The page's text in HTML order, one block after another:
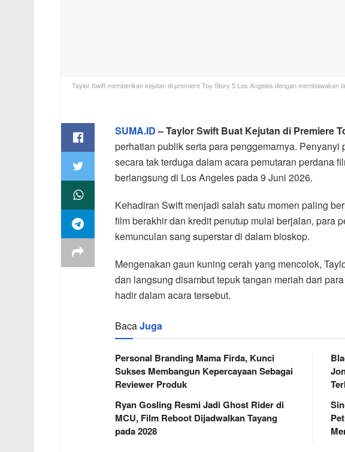
Taylor Swift memberikan kejutan di premiere Toy Story 5 Los Angeles dengan membawakan
SUMA.ID– Taylor Swift Buat Kejutan di Premiere
perhatian publik serta para penggemarnya.
secara tak terduga dalam acara pemutaran perdana
berlangsung di Los Angeles pada 9 Juni 2026.
Kehadiran Swift menjadi salah satu momen paling
film berakhir dan kredit penutup mulai berjalan, para
kemunculan sang superstar di dalam bioskop.
Mengenakan gaun kuning cerah yang mencolok,
dan langsung disambut tepuk tangan meriah dari
hadir dalam acara tersebut.
BacaJuga
Personal Branding Mama Firda, Kunci
Sukses Membangun Kepercayaan Sebagai
Reviewer Produk
Ryan Gosling Resmi Jadi Ghost Rider di
MCU, Film Reboot Dijadwalkan Tayang
pada 2028